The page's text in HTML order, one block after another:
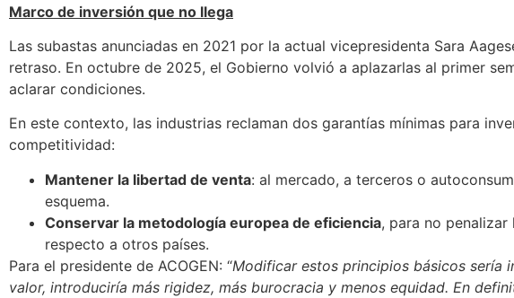
Marco de inversión que no llega
Las subastas anunciadas en 2021 por la actual vicepresidenta Sara
retraso. En octubre de 2025, el Gobierno volvió a aplazarlas al primer
aclarar condiciones.
En este contexto, las industrias reclaman dos garantías mínimas para
competitividad:
Mantener la libertad de venta: al mercado, a terceros o
esquema.
Conservar la metodología europea de eficiencia, para no
respecto a otros países.
Para el presidente de ACOGEN: “Modificar estos principios básicos sería
valor, introduciría más rigidez, más burocracia y menos equidad. En